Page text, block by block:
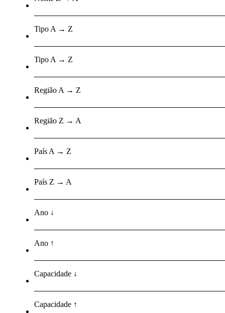
Tipo A → Z
Tipo A → Z
Região A → Z
Região Z → A
País A → Z
País Z → A
Ano ↓
Ano ↑
Capacidade ↓
Capacidade ↑